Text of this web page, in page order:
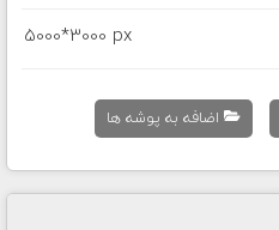
5000*3000 px
اضافه به پوشه ها